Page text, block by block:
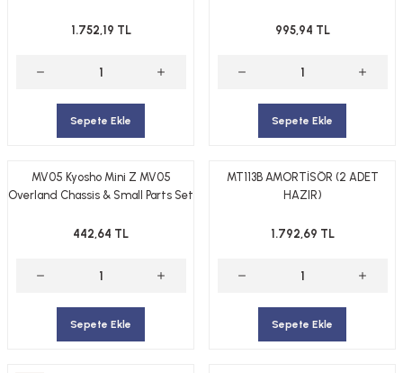
1.752,19 TL
Sepete Ekle
995,94 TL
Sepete Ekle
MV05 Kyosho Mini Z MV05
Overland Chassis & Small Parts Set
442,64 TL
Sepete Ekle
MT113B AMORTİSÖR (2 ADET
HAZIR)
1.792,69 TL
Sepete Ekle